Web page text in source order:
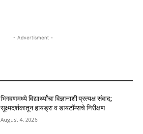
- Advertisment -
भिगवणमध्ये विद्यार्थ्यांचा विज्ञानाशी प्रत्यक्ष संवाद;
सूक्ष्मदर्शकातून हायड्रा व डायटॉम्सचे निरीक्षण
August 4, 2026